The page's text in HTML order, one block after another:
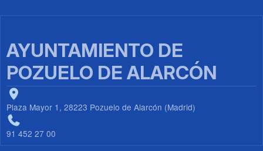
AYUNTAMIENTO DE
POZUELO DE ALARCÓN
Plaza Mayor 1, 28223 Pozuelo de Alarcón (Madrid)
91 452 27 00